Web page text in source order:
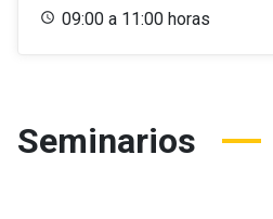
09:00 a 11:00 horas
Seminarios